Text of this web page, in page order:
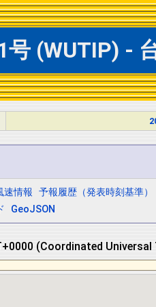
(WUTIP) -
速情報 予報履歴（発表時刻基準）
GeoJSON
(Coordinated Universal